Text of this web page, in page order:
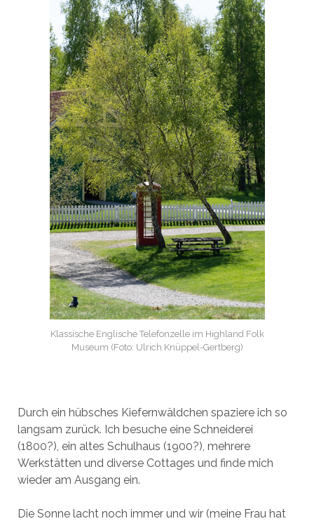
Klassische Englische Telefonzelle im Highland Folk
Museum (Foto: Ulrich Knüppel-Gertberg)
Durch ein hübsches Kiefernwäldchen spaziere ich so
langsam zurück. Ich besuche eine Schneiderei
(1800?), ein altes Schulhaus (1900?), mehrere
Werkstätten und diverse Cottages und finde mich
wieder am Ausgang ein.
Die Sonne lacht noch immer und wir (meine Frau hat